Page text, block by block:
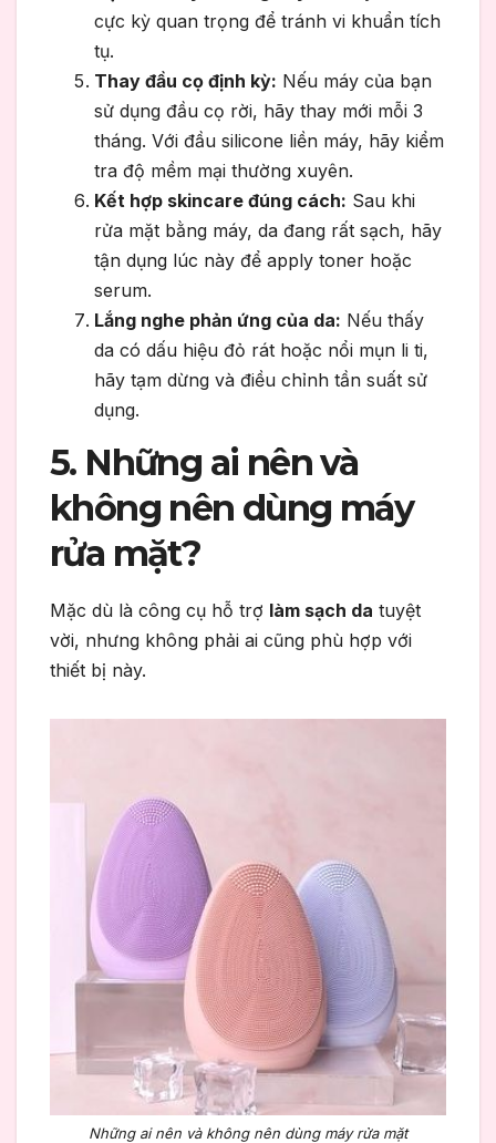
cực kỳ quan trọng để tránh vi khuẩn tích
tụ.
Thay đầu cọ định kỳ: Nếu máy của bạn
sử dụng đầu cọ rời, hãy thay mới mỗi 3
tháng. Với đầu silicone liền máy, hãy kiểm
tra độ mềm mại thường xuyên.
Kết hợp skincare đúng cách: Sau khi
rửa mặt bằng máy, da đang rất sạch, hãy
tận dụng lúc này để apply toner hoặc
serum.
Lắng nghe phản ứng của da: Nếu thấy
da có dấu hiệu đỏ rát hoặc nổi mụn li ti,
hãy tạm dừng và điều chỉnh tần suất sử
dụng.
5. Những ai nên và
không nên dùng máy
rửa mặt?
Mặc dù là công cụ hỗ trợ làm sạch da tuyệt
vời, nhưng không phải ai cũng phù hợp với
thiết bị này.
Những ai nên và không nên dùng máy rửa mặt